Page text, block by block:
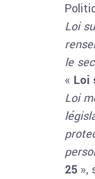
Loi
le
« Loi
Loi
25 »,